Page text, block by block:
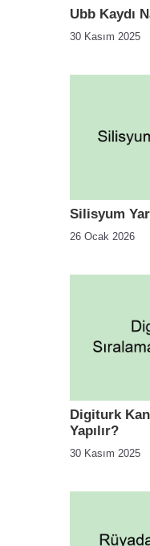
Ubb Kaydı
30 Kasım 2025
Silisyum
26 Ocak 2026
Digiturk
Yapılır?
30 Kasım 2025